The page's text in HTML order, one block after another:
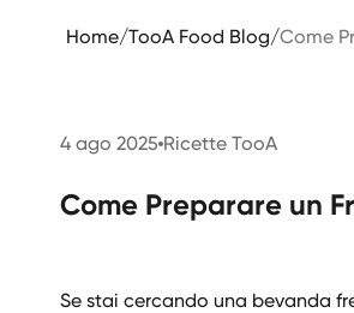
Home/TooA Food Blog/Come
4 ago 2025 Ricette TooA
Come Preparare un
Se stai cercando una bevanda